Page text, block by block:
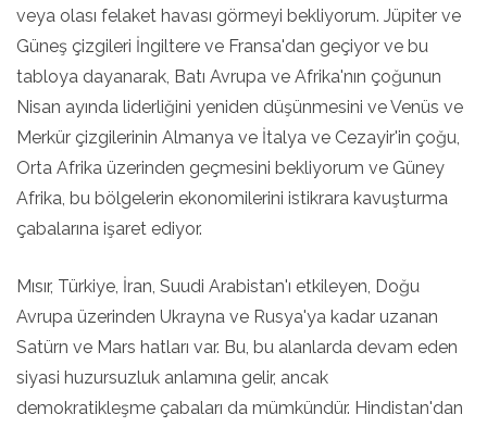
veya olası felaket havası görmeyi bekliyorum. Jüpiter ve
Güneş çizgileri İngiltere ve Fransa'dan geçiyor ve bu
tabloya dayanarak, Batı Avrupa ve Afrika'nın çoğunun
Nisan ayında liderliğini yeniden düşünmesini ve Venüs ve
Merkür çizgilerinin Almanya ve İtalya ve Cezayir'in çoğu,
Orta Afrika üzerinden geçmesini bekliyorum ve Güney
Afrika, bu bölgelerin ekonomilerini istikrara kavuşturma
çabalarına işaret ediyor.
Mısır, Türkiye, İran, Suudi Arabistan'ı etkileyen, Doğu
Avrupa üzerinden Ukrayna ve Rusya'ya kadar uzanan
Satürn ve Mars hatları var. Bu, bu alanlarda devam eden
siyasi huzursuzluk anlamına gelir, ancak
demokratikleşme çabaları da mümkündür. Hindistan'dan